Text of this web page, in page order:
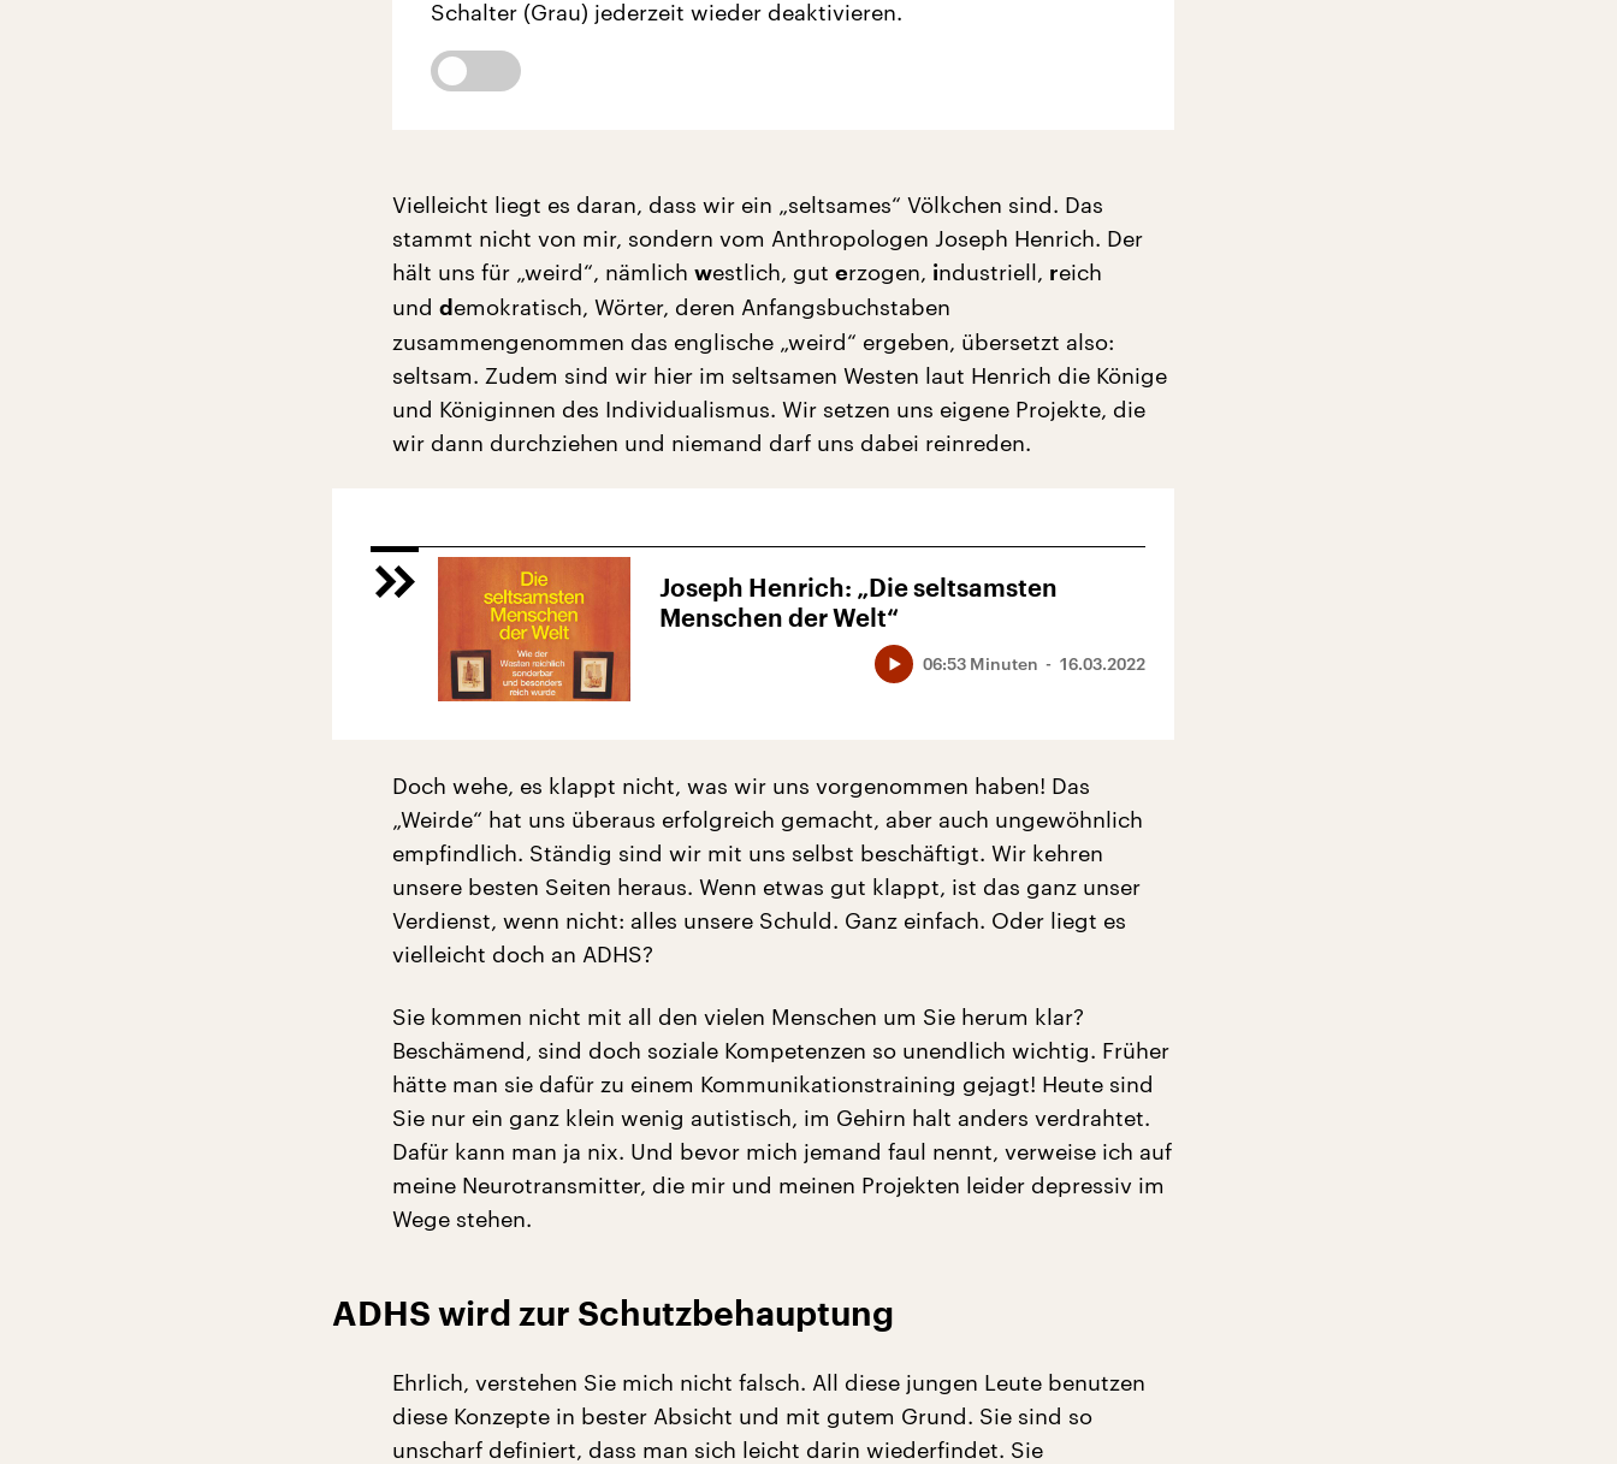
Schalter (Grau) jederzeit wieder deaktivieren.
Vielleicht liegt es daran, dass wir ein „seltsames“ Völkchen sind. Das
stammt nicht von mir, sondern vom Anthropologen Joseph Henrich. Der
hält uns für „weird“, nämlich westlich, gut erzogen, industriell, reich
und d emokratisch, Wörter, deren Anfangsbuchstaben
zusammengenommen das englische „weird“ ergeben, übersetzt also:
seltsam. Zudem sind wir hier im seltsamen Westen laut Henrich die Könige
und Königinnen des Individualismus. Wir setzen uns eigene Projekte, die
wir dann durchziehen und niemand darf uns dabei reinreden.
Joseph Henrich: „Die seltsamsten
Menschen der Welt“
16.03.2022
06:53 Minuten
Doch wehe, es klappt nicht, was wir uns vorgenommen haben! Das
„Weirde“ hat uns überaus erfolgreich gemacht, aber auch ungewöhnlich
empfindlich. Ständig sind wir mit uns selbst beschäftigt. Wir kehren
unsere besten Seiten heraus. Wenn etwas gut klappt, ist das ganz unser
Verdienst, wenn nicht: alles unsere Schuld. Ganz einfach. Oder liegt es
vielleicht doch an ADHS?
Sie kommen nicht mit all den vielen Menschen um Sie herum klar?
Beschämend, sind doch soziale Kompetenzen so unendlich wichtig. Früher
hätte man sie dafür zu einem Kommunikationstraining gejagt! Heute sind
Sie nur ein ganz klein wenig autistisch, im Gehirn halt anders verdrahtet.
Dafür kann man ja nix. Und bevor mich jemand faul nennt, verweise ich auf
meine Neurotransmitter, die mir und meinen Projekten leider depressiv im
Wege stehen.
ADHS wird zur Schutzbehauptung
Ehrlich, verstehen Sie mich nicht falsch. All diese jungen Leute benutzen
diese Konzepte in bester Absicht und mit gutem Grund. Sie sind so
unscharf definiert, dass man sich leicht darin wiederfindet. Sie